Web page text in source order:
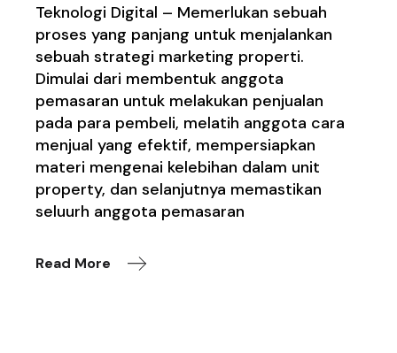
Teknologi Digital – Memerlukan sebuah
proses yang panjang untuk menjalankan
sebuah strategi marketing properti.
Dimulai dari membentuk anggota
pemasaran untuk melakukan penjualan
pada para pembeli, melatih anggota cara
menjual yang efektif, mempersiapkan
materi mengenai kelebihan dalam unit
property, dan selanjutnya memastikan
seluurh anggota pemasaran
Read More